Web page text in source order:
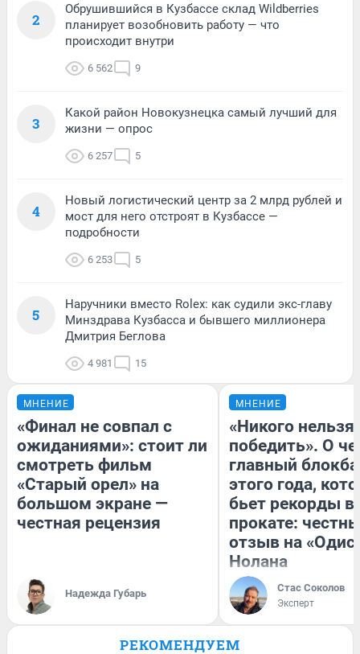
2
Обрушившийся в Кузбассе склад Wildberries
планирует возобновить работу — что
происходит внутри
6 562 9
3
Какой район Новокузнецка самый лучший для
жизни — опрос
6 257 5
4
Новый логистический центр за 2 млрд рублей и
мост для него отстроят в Кузбассе —
подробности
6 253 5
5
Наручники вместо Rolex: как судили экс-главу
Минздрава Кузбасса и бывшего миллионера
Дмитрия Беглова
4 981 15
МНЕНИЕ
«Финал не совпал с
ожиданиями»: стоит ли
смотреть фильм
«Старый орел» на
большом экране —
честная рецензия
Надежда Губарь
МНЕНИЕ
«Никого нельзя
победить». О
главный
этого года,
бьет рекорды в
прокате:
отзыв на
Нолана
Стас Соколов
Эксперт
РЕКОМЕНДУЕМ